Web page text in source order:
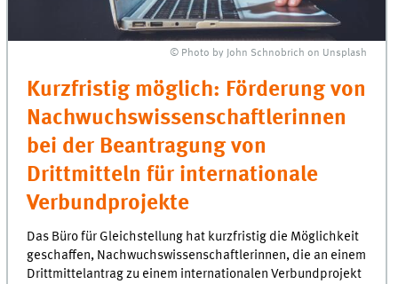
© Photo by John Schnobrich on Unsplash
Kurzfristig möglich: Förderung von
Nachwuchswissenschaftlerinnen
bei der Beantragung von
Drittmitteln für internationale
Verbundprojekte
Das Büro für Gleichstellung hat kurzfristig die Möglichkeit
geschaffen, Nachwuchswissenschaftlerinnen, die an einem
Drittmittelantrag zu einem internationalen Verbundprojekt